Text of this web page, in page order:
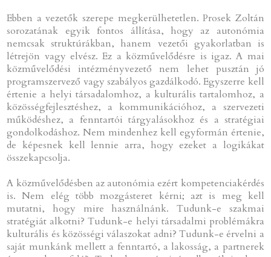
Ebben a vezetők szerepe megkerülhetetlen. Prosek Zoltán
sorozatának egyik fontos állítása, hogy az autonómia
nemcsak struktúrákban, hanem vezetői gyakorlatban is
létrejön vagy elvész. Ez a közművelődésre is igaz. A mai
közművelődési intézményvezető nem lehet pusztán jó
programszervező vagy szabályos gazdálkodó. Egyszerre kell
értenie a helyi társadalomhoz, a kulturális tartalomhoz, a
közösségfejlesztéshez, a kommunikációhoz, a szervezeti
működéshez, a fenntartói tárgyalásokhoz és a stratégiai
gondolkodáshoz. Nem mindenhez kell egyformán értenie,
de képesnek kell lennie arra, hogy ezeket a logikákat
összekapcsolja.
A közművelődésben az autonómia ezért kompetenciakérdés
is. Nem elég több mozgásteret kérni; azt is meg kell
mutatni, hogy mire használnánk. Tudunk-e szakmai
stratégiát alkotni? Tudunk-e helyi társadalmi problémákra
kulturális és közösségi válaszokat adni? Tudunk-e érvelni a
saját munkánk mellett a fenntartó, a lakosság, a partnerek